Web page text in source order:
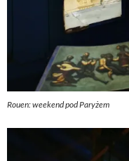
Rouen: weekend pod Paryżem